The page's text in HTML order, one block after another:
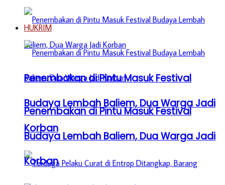
Penembakan di Pintu Masuk Festival
Budaya Lembah Baliem, Dua Warga Jadi
Korban
HUKRIM
Penembakan di Pintu Masuk Festival
Budaya Lembah Baliem, Dua Warga Jadi
Korban